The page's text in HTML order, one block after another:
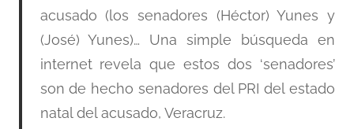
acusado (los senadores (Héctor) Yunes y
(José) Yunes)… Una simple búsqueda en
internet revela que estos dos ‘senadores’
son de hecho senadores del PRI del estado
natal del acusado, Veracruz.